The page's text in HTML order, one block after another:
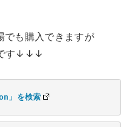
も購入できますが
です↓↓↓
を検索